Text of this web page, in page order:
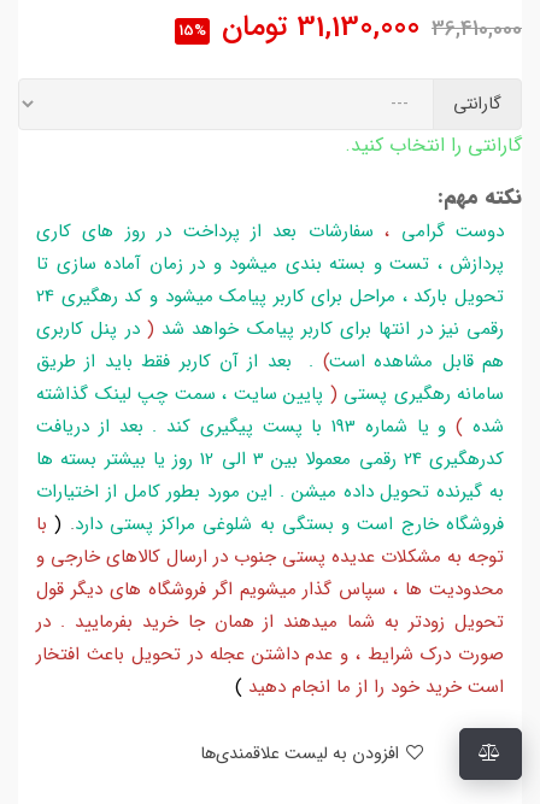
36,410,000
31,130,000 تومان 15%
گارانتی
گارانتی را انتخاب کنید.
نکته مهم:
دوست گرامی ،سفارشات بعد از پرداخت در روز های کاری
پردازش ، تست و بسته بندی میشود و در زمان آماده سازی تا
تحویل بارکد ، مراحل برای کاربر پیامک میشود و کد رهگیری 24
رقمی نیز در انتها برای کاربر پیامک خواهد شد ( در پنل کاربری
هم قابل مشاهده است) . بعد از آن کاربر فقط باید از طریق
سامانه رهگیری پستی ( پایین سایت ، سمت چپ لینک گذاشته
شده )
و یا شماره 193 با پست پیگیری کند . بعد از دریافت
کدرهگیری 24 رقمی معمولا بین 3 الی 12 روز یا بیشتر بسته ها
به گیرنده تحویل داده میشن . این مورد بطور کامل از اختیارات
فروشگاه خارج است و بستگی به شلوغی مراکز پستی دارد.
(با
توجه به مشکلات عدیده پستی جنوب در ارسال کالاهای خارجی و
محدودیت ها ، سپاس گذار میشویم اگر فروشگاه های دیگر قول
تحویل زودتر به شما میدهند از همان جا خرید بفرمایید . در
صورت درک شرایط ، و عدم داشتن عجله در تحویل باعث افتخار
است خرید خود را از ما انجام دهید )